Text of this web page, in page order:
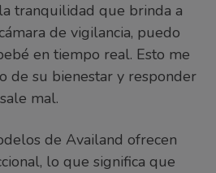
tranquilidad que brinda a
de vigilancia, puedo
en tiempo real. Esto me
de su bienestar y responder
mal.
de Availand ofrecen
lo que significa que